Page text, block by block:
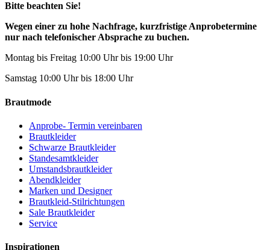
Bitte beachten Sie!
Wegen einer zu hohe Nachfrage, kurzfristige Anprobetermine
nur nach telefonischer Absprache zu buchen.
Montag bis Freitag 10:00 Uhr bis 19:00 Uhr
Samstag 10:00 Uhr bis 18:00 Uhr
Brautmode
Anprobe- Termin vereinbaren
Brautkleider
Schwarze Brautkleider
Standesamtkleider
Umstandsbrautkleider
Abendkleider
Marken und Designer
Brautkleid-Stilrichtungen
Sale Brautkleider
Service
Inspirationen